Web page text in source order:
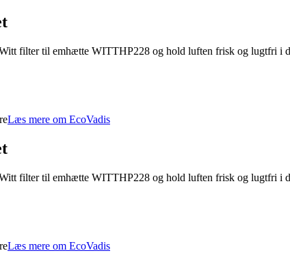
filter til emhætte WITTHP228 og hold luften frisk og lugtfri i
Læs mere om EcoVadis
filter til emhætte WITTHP228 og hold luften frisk og lugtfri i
Læs mere om EcoVadis